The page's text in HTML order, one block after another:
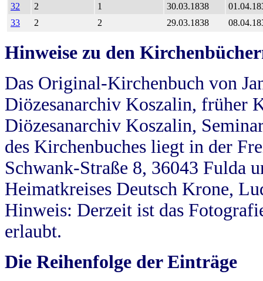
32
2 1 30.03.1838
33
2 2 29.03.1838
Hinweise zu den
Das Original-Kirchenbuch von
Diözesanarchiv Koszalin, früher
Diözesanarchiv Koszalin,
des Kirchenbuches liegt in der
Schwank-Straße 8, 36043 Fulda
Heimatkreises Deutsch Krone,
Hinweis: Derzeit ist das
erlaubt.
Die Reihenfolge der Einträge